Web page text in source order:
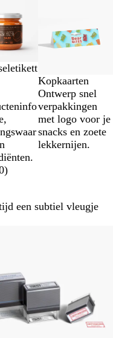
)
Kopkaarten
Ontwerp snel
verpakkingen
met logo voor je
snacks en zoete
lekkernijen.
een subtiel vleugje